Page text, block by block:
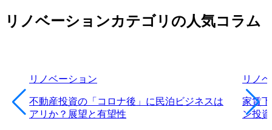
リノベーションカテゴリの人気コラム
リノベーション
不動産投資の「コロナ後」に民泊ビジネスは
アリか？展望と有望性
リノ
家賃
ン投